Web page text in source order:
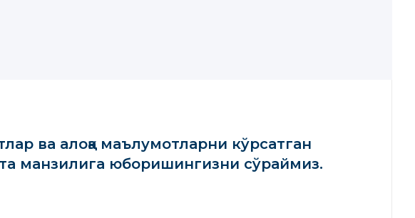
ва алоқа маълумотларни кўрсатган
манзилига юборишингизни сўраймиз.